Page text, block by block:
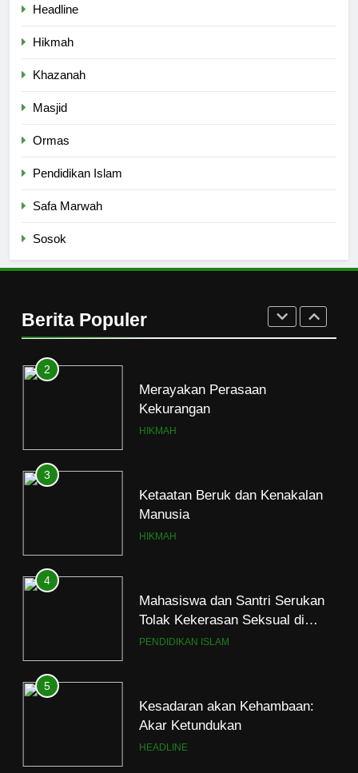
Headline
Hikmah
Khazanah
Masjid
Ormas
Pendidikan Islam
Safa Marwah
Sosok
Berita Populer
8
1
Kekurangan
Ketaatan Beruk dan Kenakalan
Manusia
Mahasiswa dan Santri Serukan
Tolak Kekerasan Seksual di
Kesadaran akan Kehambaan:
Akar Ketundukan
Kebutuhan versus Keinginan